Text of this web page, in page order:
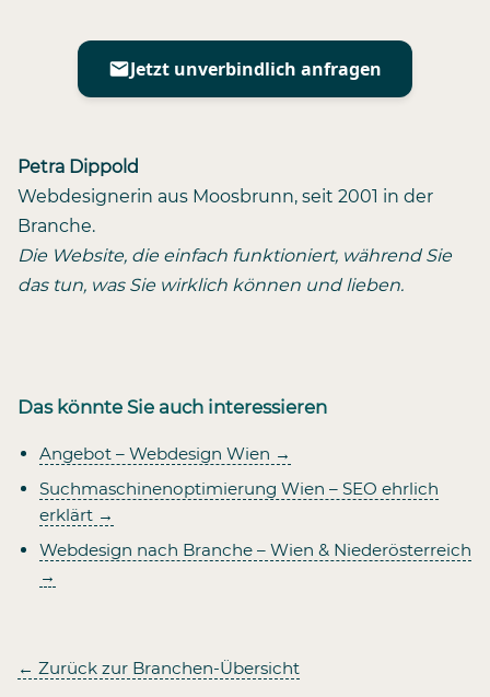
Jetzt unverbindlich anfragen
Petra Dippold
Webdesignerin aus Moosbrunn, seit 2001 in der
Branche.
Die Website, die einfach funktioniert, während Sie
das tun, was Sie wirklich können und lieben.
Das könnte Sie auch interessieren
Angebot – Webdesign Wien →
Suchmaschinenoptimierung Wien – SEO ehrlich
erklärt →
Webdesign nach Branche – Wien & Niederösterreich
→
← Zurück zur Branchen-Übersicht